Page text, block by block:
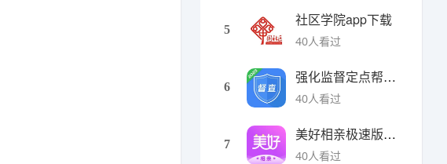
5
社区学院app下载
40人看过
6
强化监督定点帮扶下载
40人看过
7
美好相亲极速版下载
40人看过